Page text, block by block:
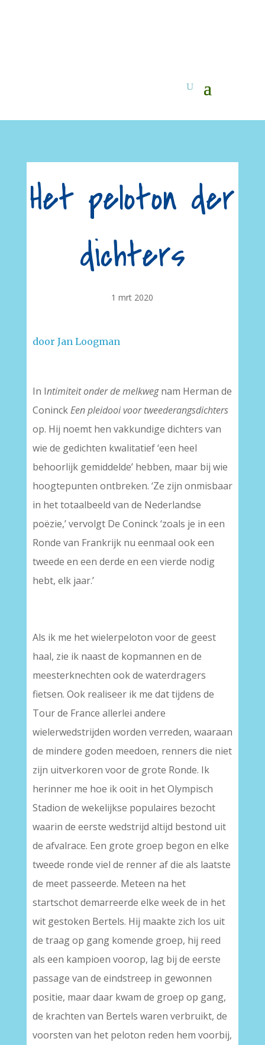
Het peloton der
dichters
1 mrt 2020
door Jan Loogman
In Intimiteit onder de melkwegnam Herman de
ConinckEen pleidooi voor tweederangsdichters
op. Hij noemt hen vakkundige dichters van
wie de gedichten kwalitatief ‘een heel
behoorlijk gemiddelde’ hebben, maar bij wie
hoogtepunten ontbreken. ‘Ze zijn onmisbaar
in het totaalbeeld van de Nederlandse
poëzie,’ vervolgt De Coninck ‘zoals je in een
Ronde van Frankrijk nu eenmaal ook een
tweede en een derde en een vierde nodig
hebt, elk jaar.’
Als ik me het wielerpeloton voor de geest
haal, zie ik naast de kopmannen en de
meesterknechten ook de waterdragers
fietsen. Ook realiseer ik me dat tijdens de
Tour de France allerlei andere
wielerwedstrijden worden verreden, waaraan
de mindere goden meedoen, renners die niet
zijn uitverkoren voor de grote Ronde. Ik
herinner me hoe ik ooit in het Olympisch
Stadion de wekelijkse populaires bezocht
waarin de eerste wedstrijd altijd bestond uit
de afvalrace. Een grote groep begon en elke
tweede ronde viel de renner af die als laatste
de meet passeerde. Meteen na het
startschot demarreerde elke week de in het
wit gestoken Bertels. Hij maakte zich los uit
de traag op gang komende groep, hij reed
als een kampioen voorop, lag bij de eerste
passage van de eindstreep in gewonnen
positie, maar daar kwam de groep op gang,
de krachten van Bertels waren verbruikt, de
voorsten van het peloton reden hem voorbij,